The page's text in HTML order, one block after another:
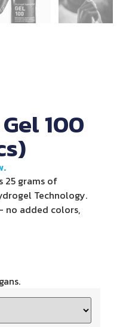
100
25 grams of
Technology.
no added colors,